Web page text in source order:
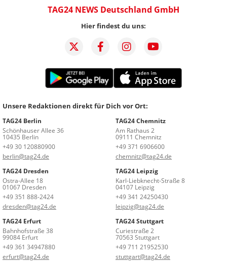
TAG24 NEWS Deutschland GmbH
Hier findest du uns:
Unsere Redaktionen direkt für Dich vor Ort:
TAG24 Berlin
Schönhauser Allee 36
10435 Berlin
+49 30 120880900
berlin@tag24.de
TAG24 Chemnitz
Am Rathaus 2
09111 Chemnitz
+49 371 6906600
chemnitz@tag24.de
TAG24 Dresden
Ostra-Allee 18
01067 Dresden
+49 351 888-2424
dresden@tag24.de
TAG24 Leipzig
Karl-Liebknecht-Straße 8
04107 Leipzig
+49 341 24250430
leipzig@tag24.de
TAG24 Erfurt
Bahnhofstraße 38
99084 Erfurt
+49 361 34947880
erfurt@tag24.de
TAG24 Stuttgart
Curiestraße 2
70563 Stuttgart
+49 711 21952530
stuttgart@tag24.de